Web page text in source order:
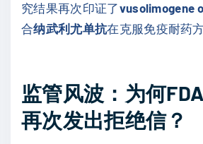
究结果再次印证了vusolimogene
合纳武利尤单抗在克服免疫耐药
监管风波：为何
再次发出拒绝信？